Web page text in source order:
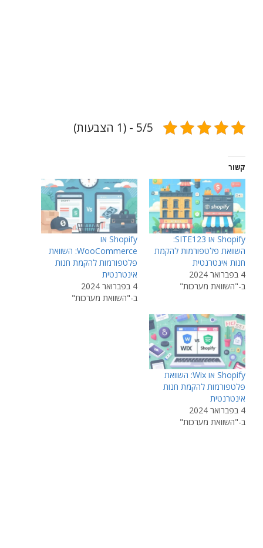
5/5 - (1 הצבעות)
קשור
Shopify או SITE123:
השוואת פלטפורמות להקמת
חנות אינטרנטית
4 בפברואר 2024
ב-"השוואת מערכות"
Shopify או
WooCommerce: השוואת
פלטפורמות להקמת חנות
אינטרנטית
4 בפברואר 2024
ב-"השוואת מערכות"
Shopify או Wix: השוואת
פלטפורמות להקמת חנות
אינטרנטית
4 בפברואר 2024
ב-"השוואת מערכות"